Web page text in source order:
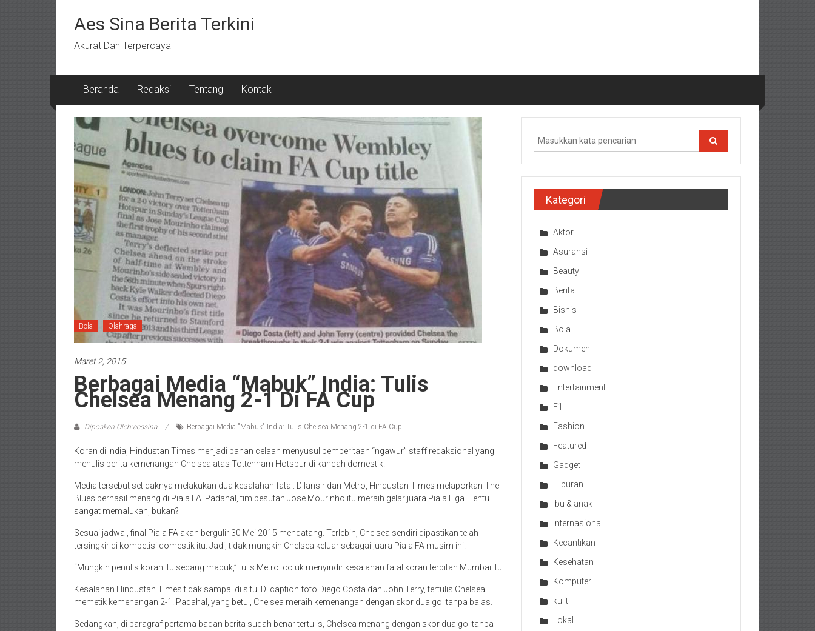
kontenAes Sina Berita Terkini
Akurat Dan Terpercaya
Beranda Redaksi Tentang Kontak
Bola Olahraga
Maret 2, 2015
Berbagai Media “Mabuk” India: Tulis
Chelsea Menang 2-1 Di FA Cup
Diposkan Oleh:aessina Berbagai Media "Mabuk" India: Tulis Chelsea Menang 2-1 di FA Cup
Koran di India, Hindustan Times menjadi bahan celaan menyusul pemberitaan “ngawur” staff redaksional yang
menulis berita kemenangan Chelsea atas Tottenham Hotspur di kancah domestik.
Media tersebut setidaknya melakukan dua kesalahan fatal. Dilansir dari Metro, Hindustan Times melaporkan The
Blues berhasil menang di Piala FA. Padahal, tim besutan Jose Mourinho itu meraih gelar juara Piala Liga. Tentu
sangat memalukan, bukan?
Sesuai jadwal, final Piala FA akan bergulir 30 Mei 2015 mendatang. Terlebih, Chelsea sendiri dipastikan telah
tersingkir di kompetisi domestik itu. Jadi, tidak mungkin Chelsea keluar sebagai juara Piala FA musim ini.
“Mungkin penulis koran itu sedang mabuk,” tulis Metro. co.uk menyindir kesalahan fatal koran terbitan Mumbai itu.
Kesalahan Hindustan Times tidak sampai di situ. Di caption foto Diego Costa dan John Terry, tertulis Chelsea
memetik kemenangan 2-1. Padahal, yang betul, Chelsea meraih kemenangan dengan skor dua gol tanpa balas.
Sedangkan, di paragraf pertama badan berita sudah benar tertulis, Chelsea menang dengan skor dua gol tanpa
Kategori
Aktor
Asuransi
Beauty
Berita
Bisnis
Bola
Dokumen
download
Entertainment
F1
Fashion
Featured
Gadget
Hiburan
Ibu & anak
Internasional
Kecantikan
Kesehatan
Komputer
kulit
Lokal